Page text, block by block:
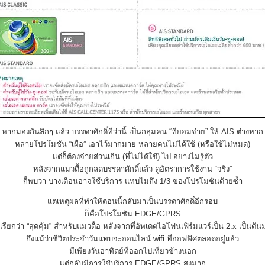
หากมองกันลึกๆ แล้ว บรรดาศักดิ์ที่ว่านี้ เป็นกลุ่มคน “ที่ยอมจ่าย” ให้ AIS ต่างหาก
หลายโปรโมชัน “เผื่อ” เอาไว้มากมาย หลายคนไม่ได้ใช้ (หรือใช้ไม่หมด)
แต่ก็ต้องจ่ายส่วนเกิน (ที่ไม่ได้ใช้) ไป อย่างไม่รู้ตัว
หลังจากแมวดื้อถูกลดบรรดาศักดิ์แล้ว ดูอัตราการใช้งาน “จริง”
ก็พบว่า บางเดือนอาจใช้บริการ แทบไม่ถึง 1/3 ของโปรโมชันด้วยซ้ำ
แต่เหตุผลที่ทำให้ตอนนี้กลับมาเป็นบรรดาศักดิ์อีกรอบ
ก็คือโปรโมชัน EDGE/GPRS
รียกว่า “สุดคุ้ม” สำหรับแมวดื้อ หลังจากที่อัพเดตไอโฟนเฟิร์มแวร์เป็น 2.x เป็นต้น
ถึงแม้ว่าชีวิตประจำวันแทบจะออนไลน์ wifi ที่ออฟฟิศตลอดอยู่แล้ว
มีเพียงวันอาทิตย์ที่ออกไปเที่ยวข้างนอก